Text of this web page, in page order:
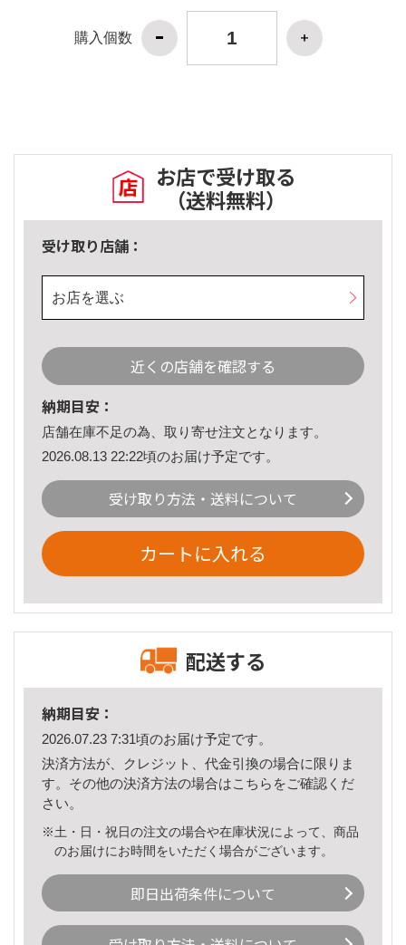
購入個数
お店で受け取る
（送料無料）
受け取り店舗：
お店を選ぶ
近くの店舗を確認する
納期目安：
店舗在庫不足の為、取り寄せ注文となります。
2026.08.13 22:22頃のお届け予定です。
受け取り方法・送料について
カートに入れる
配送する
納期目安：
2026.07.23 7:31頃のお届け予定です。
決済方法が、クレジット、代金引換の場合に限りま
す。その他の決済方法の場合はこちら をご確認くだ
さい。
※土・日・祝日の注文の場合や在庫状況によって、商品
のお届けにお時間をいただく場合がございます。
即日出荷条件について